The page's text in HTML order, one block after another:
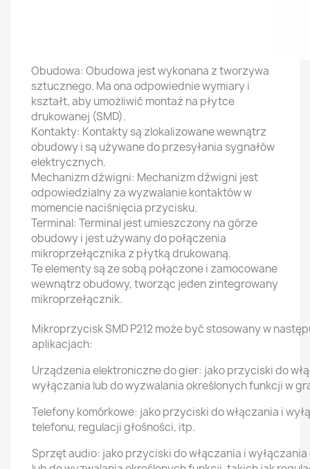
Obudowa: Obudowa jest wykonana z tworzywa
sztucznego. Ma ona odpowiednie wymiary i
kształt, aby umożliwić montaż na płytce
drukowanej (SMD).
Kontakty: Kontakty są zlokalizowane wewnątrz
obudowy i są używane do przesyłania sygnałów
elektrycznych.
Mechanizm dźwigni: Mechanizm dźwigni jest
odpowiedzialny za wyzwalanie kontaktów w
momencie naciśnięcia przycisku.
Terminal: Terminal jest umieszczony na górze
obudowy i jest używany do połączenia
mikroprzełącznika z płytką drukowaną.
Te elementy są ze sobą połączone i zamocowane
wewnątrz obudowy, tworząc jeden zintegrowany
mikroprzełącznik.
Mikroprzycisk SMD P212 może być stosowany w
aplikacjach:
Urządzenia elektroniczne do gier: jako przyciski do
wyłączania lub do wyzwalania określonych funkcji w
Telefony komórkowe: jako przyciski do włączania i
telefonu, regulacji głośności, itp.
Sprzęt audio: jako przyciski do włączania i